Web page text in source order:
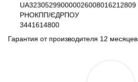
UA323052990000026008016212809
РНОКПП/ЄДРПОУ
3441614800
Гарантия от производителя 12 месяцев.